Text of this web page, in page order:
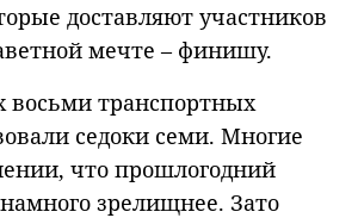
доставляют участников
мечте – финишу.
восьми транспортных
седоки семи. Многие
что прошлогодний
зрелищнее. Зато